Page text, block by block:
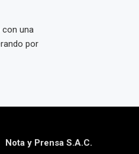
una
por
Nota y Prensa S.A.C.